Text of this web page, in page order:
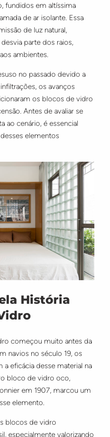
fundidos em altíssima
de ar isolante. Essa
de luz natural,
parte dos raios,
ambientes.
no passado devido a
os avanços
os blocos de vidro
Antes de avaliar se
ao cenário, é essencial
elementos
História
começou muito antes da
navios no século 19, os
eficácia desse material na
bloco de vidro oco,
em 1907, marcou um
elemento.
blocos de vidro
especialmente valorizando